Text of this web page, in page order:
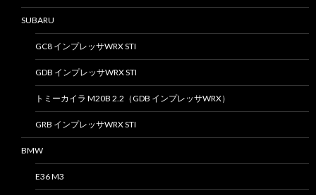
SUBARU
GC8 インプレッサWRX STI
GDB インプレッサWRX STI
トミーカイラ M20B 2.2（GDB インプレッサWRX）
GRB インプレッサWRX STI
BMW
E36 M3